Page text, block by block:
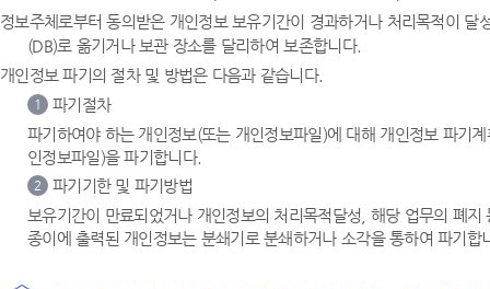
정보주체로부터 동의받은 개인정보 보유기간이 경과하거나 처리목적이
(DB)로 옮기거나 보관 장소를 달리하여 보존합니다.
개인정보 파기의 절차 및 방법은 다음과 같습니다.
1
파기절차
파기하여야 하는 개인정보(또는 개인정보파일)에 대해 개인정보 파기
인정보파일)을 파기합니다.
2
파기기한 및 파기방법
보유기간이 만료되었거나 개인정보의 처리목적달성, 해당 업무의 폐
종이에 출력된 개인정보는 분쇄기로 분쇄하거나 소각을 통하여 파기합